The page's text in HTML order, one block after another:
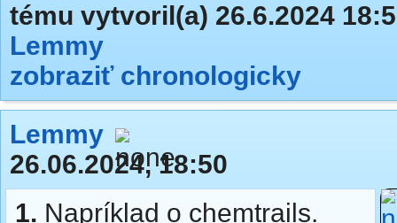
tému vytvoril(a) 26.6.2024
Lemmy
zobraziť chronologicky
Lemmy
26.06.2024, 18:50
1. Napríklad o chemtrails.